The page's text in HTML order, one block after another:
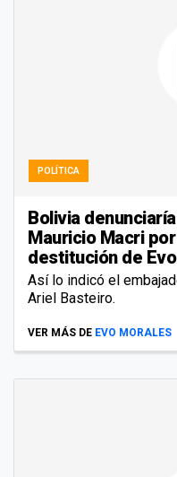
POLÍTICA
Bolivia
Mauricio Macri
destitución de
Así lo indicó el
Ariel Basteiro.
VER MÁS DE EVO MORALES